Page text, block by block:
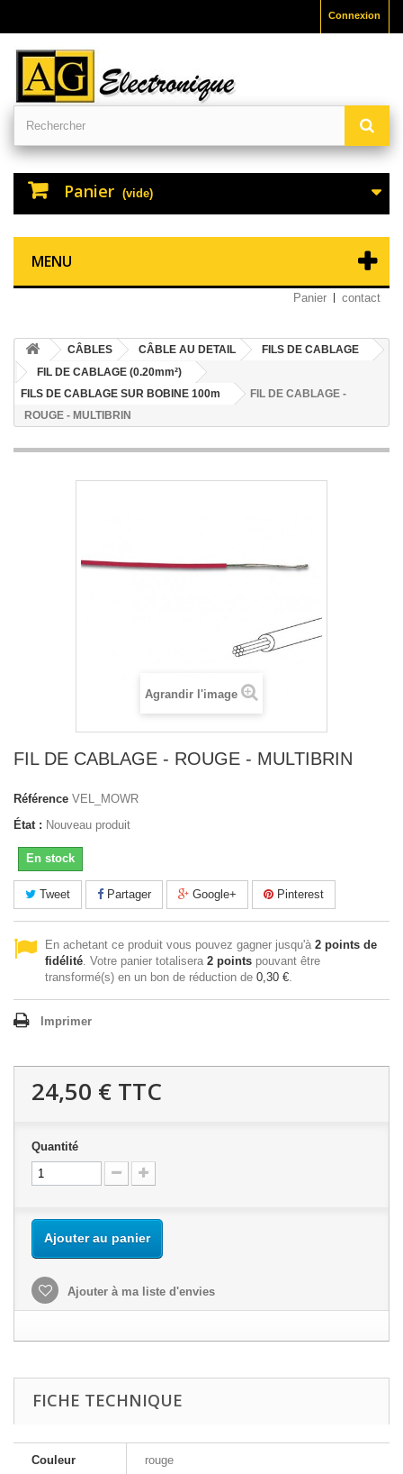
Connexion
Panier (vide)
MENU
Panier contact
CÂBLES CÂBLE AU DETAIL
FILS DE CABLAGE
FIL DE CABLAGE (0.20mm²)
FILS DE CABLAGE SUR BOBINE 100m
FIL DE CABLAGE -
ROUGE - MULTIBRIN
Agrandir l'image
FIL DE CABLAGE - ROUGE - MULTIBRIN
Référence VEL_MOWR
État : Nouveau produit
En stock
Tweet Partager Google+ Pinterest
En achetant ce produit vous pouvez gagner jusqu'à 2 points de
fidélité. Votre panier totalisera 2 points pouvant être
transformé(s) en un bon de réduction de 0,30 €.
Imprimer
24,50 € TTC
Quantité
Ajouter au panier
Ajouter à ma liste d'envies
FICHE TECHNIQUE
Couleur rouge